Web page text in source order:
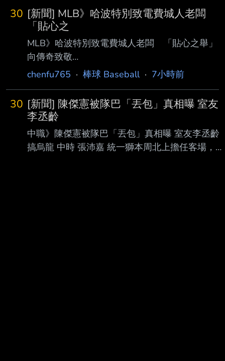
（DFA），如今確定 再次成為自由球員，等待新
東家出現。 費爾柴德今年從守護者隊展開賽
季，升上大聯盟後打了14場比賽，遭到DFA，走
完讓渡程 序並無球隊承接，因年資符合選擇成
為自由球員，隨後轉往水手體系，並於8月2日升
上大 聯盟，但僅出賽1場、以代跑登場，再度被
移出40人名單。 費爾柴德官網異動頁面
30 [新聞] MLB》哈波特別致電費城人老闆
「貼心之
MLB》哈波特別致電費城人老闆 「貼心之舉」
向傳奇致敬
https://www.ltsports.com.tw/article/185728 By
鳥，隊上老大哥哈波（Bryce Harper）賽前特別
向管 理層要求，希望在比賽中穿著費城人招牌
的紅條紋球衣，而不是週五限定的城市版球衣，
此舉被認為是要向同天入選費城人名人牆（Wall
of Fame）的阿特力（Chase Utley）致 敬。 近
chenfu765 · 棒球 Baseball· 7小時前
30 [新聞] 陳傑憲被隊巴「丟包」真相曝 室友
李丞齡
中職》陳傑憲被隊巴「丟包」真相曝 室友李丞齡
搞烏龍 中時 張沛嘉 統一獅本周北上擔任客場，8